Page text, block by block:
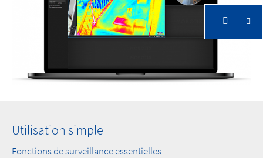
Utilisation simple
Fonctions de surveillance essentielles